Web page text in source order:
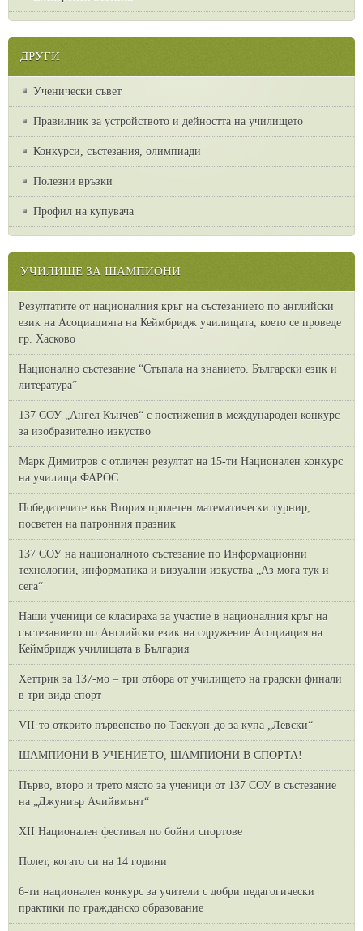
ДРУГИ
Ученически съвет
Правилник за устройството и дейността на училището
Конкурси, състезания, олимпиади
Полезни връзки
Профил на купувача
УЧИЛИЩЕ ЗА ШАМПИОНИ
Резултатите от националния кръг на състезанието по английски
език на Асоциацията на Кеймбридж училищата, което се проведе
гр. Хасково
Национално състезание “Стъпала на знанието. Български език и
литература”
137 СОУ „Ангел Кънчев“ с постижения в международен конкурс
за изобразително изкуство
Марк Димитров с отличен резултат на 15-ти Национален конкурс
на училища ФАРОС
Победителите във Втория пролетен математически турнир,
посветен на патронния празник
137 СОУ на националното състезание по Информационни
технологии, информатика и визуални изкуства „Аз мога тук и
сега“
Наши ученици се класираха за участие в националния кръг на
състезанието по Английски език на сдружение Асоциация на
Кеймбридж училищата в България
Хеттрик за 137-мо – три отбора от училището на градски финали
в три вида спорт
VII-то открито първенство по Таекуон-до за купа „Левски“
ШАМПИОНИ В УЧЕНИЕТО, ШАМПИОНИ В СПОРТА!
Първо, второ и трето място за ученици от 137 СОУ в състезание
на „Джуниър Ачийвмънт“
XII Национален фестивал по бойни спортове
Полет, когато си на 14 години
6-ти национален конкурс за учители с добри педагогически
практики по гражданско образование